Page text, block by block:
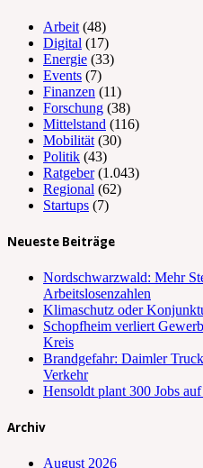
Arbeit (48)
Digital (17)
Energie (33)
Events (7)
Finanzen (11)
Forschung (38)
Mittelstand (116)
Mobilität (30)
Politik (43)
Ratgeber(1.043)
Regional (62)
Startups (7)
Neueste Beiträge
Nordschwarzwald: Mehr
Arbeitslosenzahlen
Klimaschutz oder
Schopfheim verliert
Kreis
Brandgefahr: Daimler
Verkehr
Hensoldt plant 300 Jobs
Archiv
August 2026